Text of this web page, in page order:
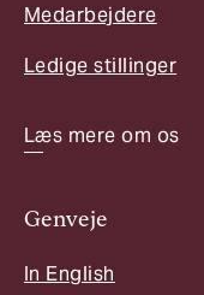
Medarbejdere
Ledige stillinger
Læs mere om os
Genveje
In English